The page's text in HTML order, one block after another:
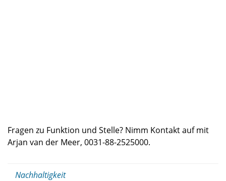
Fragen zu Funktion und Stelle? Nimm Kontakt auf mit
Arjan van der Meer, 0031-88-2525000.
Nachhaltigkeit